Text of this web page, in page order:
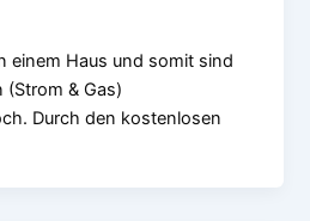
einem Haus und somit sind
(Strom & Gas)
Durch den kostenlosen